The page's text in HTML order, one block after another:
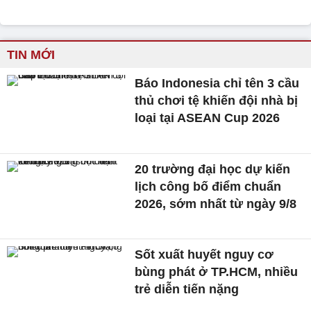
TIN MỚI
Báo Indonesia chỉ tên 3 cầu
thủ chơi tệ khiến đội nhà bị
loại tại ASEAN Cup 2026
20 trường đại học dự kiến
lịch công bố điểm chuẩn
2026, sớm nhất từ ngày 9/8
Sốt xuất huyết nguy cơ
bùng phát ở TP.HCM, nhiều
trẻ diễn tiến nặng